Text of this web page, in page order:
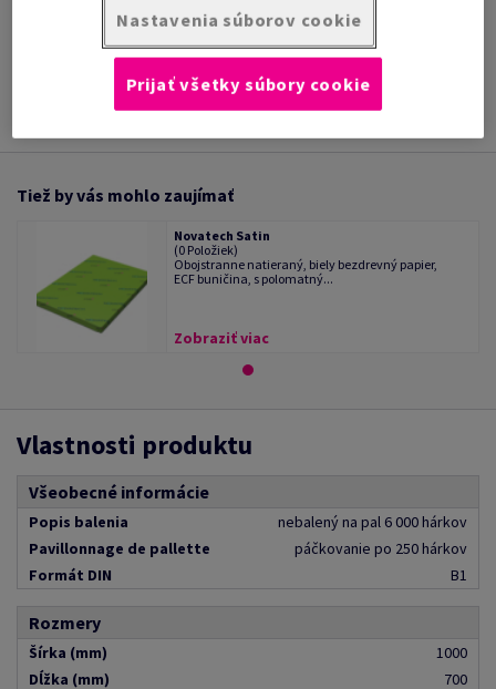
INFORMÁCIE O TECHNICKÁ
DOKUMENTÁCIA
Tiež by vás mohlo zaujímať
Novatech Satin
(0 Položiek)
Obojstranne natieraný, biely bezdrevný papier,
ECF buničina, s polomatný...
Zobraziť viac
Vlastnosti produktu
Všeobecné informácie
Popis balenia
nebalený na pal 6 000 hárkov
Pavillonnage de pallette
páčkovanie po 250 hárkov
Formát DIN
B1
Rozmery
Šírka (mm)
1000
Dĺžka (mm)
700
Nastavenia súborov cookie
Prijať všetky súbory cookie